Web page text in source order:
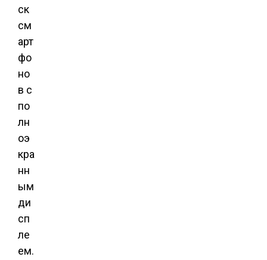
ск
см
арт
фо
но
в с
по
лн
оэ
кра
нн
ым
ди
сп
ле
ем.